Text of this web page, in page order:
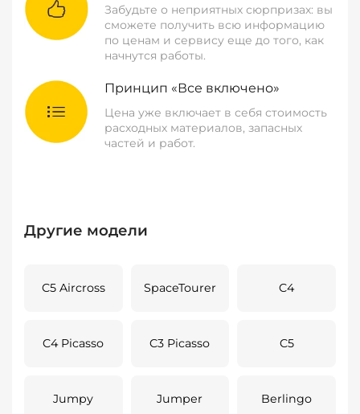
Забудьте о неприятных сюрпризах: вы
сможете получить всю информацию
по ценам и сервису еще до того, как
начнутся работы.
Принцип «Все включено»
Цена уже включает в себя стоимость
расходных материалов, запасных
частей и работ.
Другие модели
C5 Aircross SpaceTourer C4
C4 Picasso C3 Picasso C5
Jumpy Jumper Berlingo